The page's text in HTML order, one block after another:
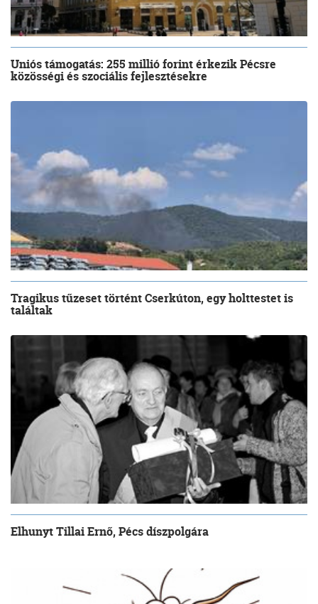
Uniós támogatás: 255 millió forint érkezik Pécsre
közösségi és szociális fejlesztésekre
Tragikus tűzeset történt Cserkúton, egy holttestet is
találtak
Elhunyt Tillai Ernő, Pécs díszpolgára